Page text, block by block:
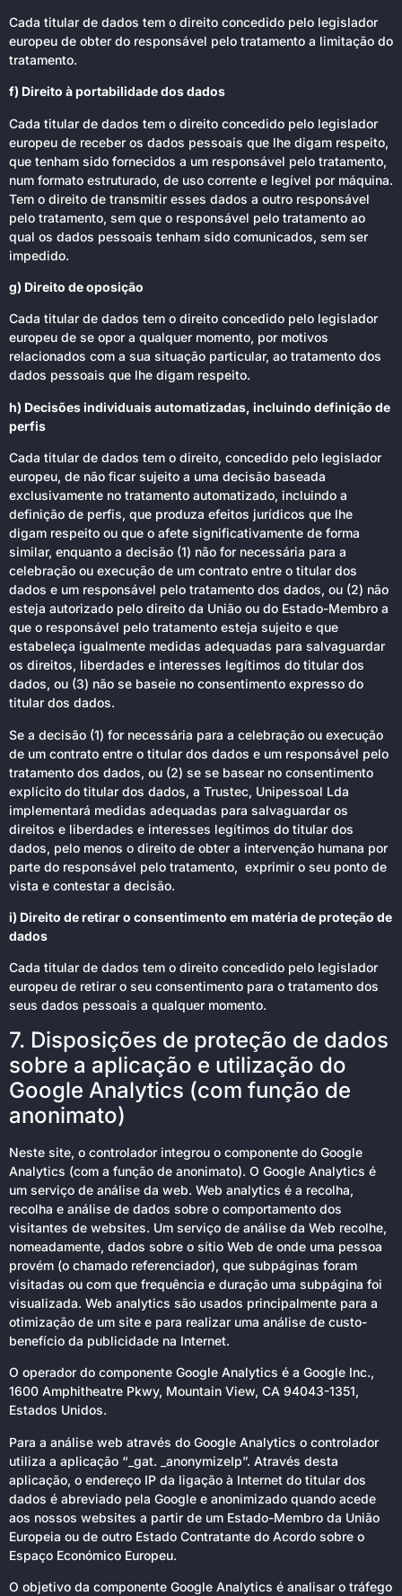
Cada titular de dados tem o direito concedido pelo legislador
europeu de obter do responsável pelo tratamento a limitação do
tratamento.
f) Direito à portabilidade dos dados
Cada titular de dados tem o direito concedido pelo legislador
europeu de receber os dados pessoais que lhe digam respeito,
que tenham sido fornecidos a um responsável pelo tratamento,
num formato estruturado, de uso corrente e legível por máquina.
Tem o direito de transmitir esses dados a outro responsável
pelo tratamento, sem que o responsável pelo tratamento ao
qual os dados pessoais tenham sido comunicados, sem ser
impedido.
g) Direito de oposição
Cada titular de dados tem o direito concedido pelo legislador
europeu de se opor a qualquer momento, por motivos
relacionados com a sua situação particular, ao tratamento dos
dados pessoais que lhe digam respeito.
h) Decisões individuais automatizadas, incluindo definição de
perfis
Cada titular de dados tem o direito, concedido pelo legislador
europeu, de não ficar sujeito a uma decisão baseada
exclusivamente no tratamento automatizado, incluindo a
definição de perfis, que produza efeitos jurídicos que lhe
digam respeito ou que o afete significativamente de forma
similar, enquanto a decisão (1) não for necessária para a
celebração ou execução de um contrato entre o titular dos
dados e um responsável pelo tratamento dos dados, ou (2) não
esteja autorizado pelo direito da União ou do Estado-Membro a
que o responsável pelo tratamento esteja sujeito e que
estabeleça igualmente medidas adequadas para salvaguardar
os direitos, liberdades e interesses legítimos do titular dos
dados, ou (3) não se baseie no consentimento expresso do
titular dos dados.
Se a decisão (1) for necessária para a celebração ou execução
de um contrato entre o titular dos dados e um responsável pelo
tratamento dos dados, ou (2) se se basear no consentimento
explícito do titular dos dados, a Trustec, Unipessoal Lda
implementará medidas adequadas para salvaguardar os
direitos e liberdades e interesses legítimos do titular dos
dados, pelo menos o direito de obter a intervenção humana por
parte do responsável pelo tratamento, exprimir o seu ponto de
vista e contestar a decisão.
i) Direito de retirar o consentimento em matéria de proteção de
dados
Cada titular de dados tem o direito concedido pelo legislador
europeu de retirar o seu consentimento para o tratamento dos
seus dados pessoais a qualquer momento.
7. Disposições de proteção de dados
sobre a aplicação e utilização do
Google Analytics (com função de
anonimato)
Neste site, o controlador integrou o componente do Google
Analytics (com a função de anonimato). O Google Analytics é
um serviço de análise da web. Web analytics é a recolha,
recolha e análise de dados sobre o comportamento dos
visitantes de websites. Um serviço de análise da Web recolhe,
nomeadamente, dados sobre o sítio Web de onde uma pessoa
provém (o chamado referenciador), que subpáginas foram
visitadas ou com que frequência e duração uma subpágina foi
visualizada. Web analytics são usados principalmente para a
otimização de um site e para realizar uma análise de custo-
benefício da publicidade na Internet.
O operador do componente Google Analytics é a Google Inc.,
1600 Amphitheatre Pkwy, Mountain View, CA 94043-1351,
Estados Unidos.
Para a análise web através do Google Analytics o controlador
utiliza a aplicação “_gat. _anonymizeIp”. Através desta
aplicação, o endereço IP da ligação à Internet do titular dos
dados é abreviado pela Google e anonimizado quando acede
aos nossos websites a partir de um Estado-Membro da União
Europeia ou de outro Estado Contratante do Acordo sobre o
Espaço Económico Europeu.
O objetivo da componente Google Analytics é analisar o tráfego